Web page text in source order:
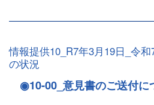
情報提供10_R7年3月19日_令
の状況
◉10-00_意見書のご送付に